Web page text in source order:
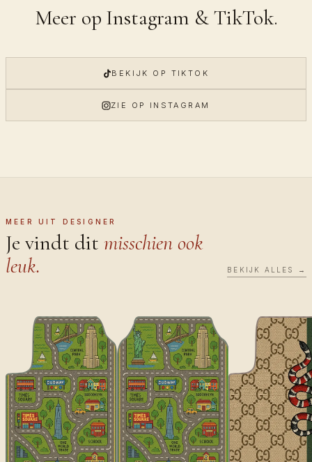
Meer op Instagram & TikTok.
BEKIJK OP TIKTOK
ZIE OP INSTAGRAM
MEER UIT DESIGNER
Je vindt dit misschien ook
leuk.
BEKIJK ALLES →